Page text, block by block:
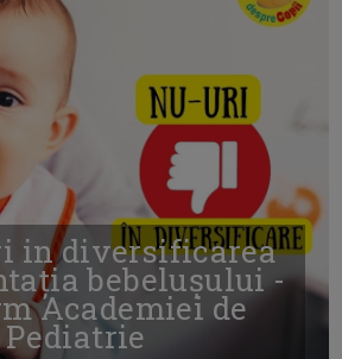
in diversificarea
bebelușului -
Academiei de
Pediatrie